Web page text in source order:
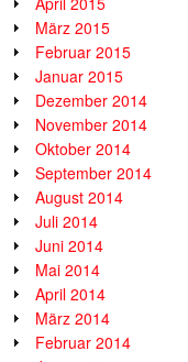
März 2015
Februar 2015
Januar 2015
Dezember 2014
November 2014
Oktober 2014
September 2014
August 2014
Juli 2014
Juni 2014
Mai 2014
April 2014
März 2014
Februar 2014